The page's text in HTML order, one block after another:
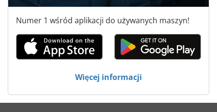
Numer 1 wśród aplikacji do używanych maszyn!
Więcej informacji